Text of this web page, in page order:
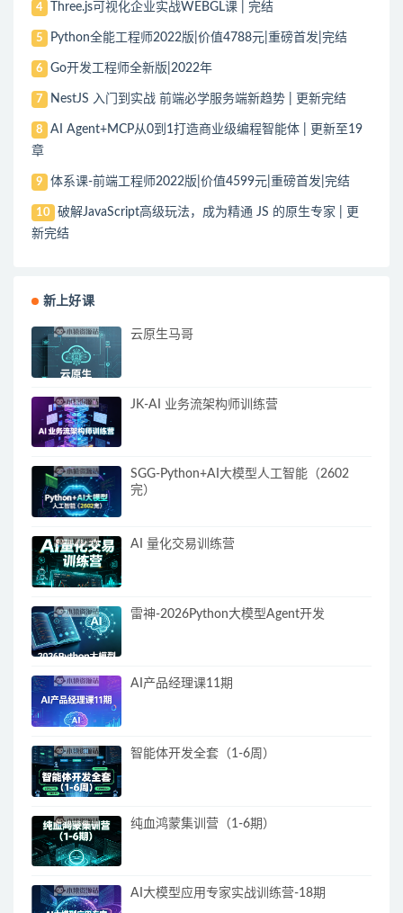
4 Three.js可视化企业实战WEBGL课 | 完结
5 Python全能工程师2022版|价值4788元|重磅首发|完结
6 Go开发工程师全新版|2022年
7 NestJS 入门到实战 前端必学服务端新趋势 | 更新完结
8
AI Agent+MCP从0到1打造商业级编程智能体 | 更新至19
章
9 体系课-前端工程师2022版|价值4599元|重磅首发|完结
10
破解JavaScript高级玩法，成为精通 JS 的原生专家 | 更
新完结
新上好课
云原生马哥
JK-AI 业务流架构师训练营
SGG-Python+AI大模型人工智能（2602
完）
AI 量化交易训练营
雷神-2026Python大模型Agent开发
AI产品经理课11期
智能体开发全套（1-6周）
纯血鸿蒙集训营（1-6期）
AI大模型应用专家实战训练营-18期